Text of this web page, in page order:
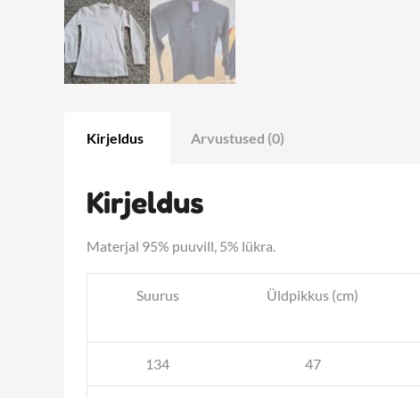
Kirjeldus Arvustused (0)
Kirjeldus
Materjal 95% puuvill, 5% lükra.
Suurus Üldpikkus (cm)
134 47